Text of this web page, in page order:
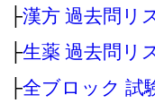
├漢方 過去問リ
├生薬 過去問リ
├全ブロック 試